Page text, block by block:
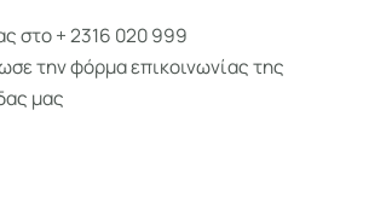
στο + 2316 020 999
την φόρμα επικοινωνίας της
μας